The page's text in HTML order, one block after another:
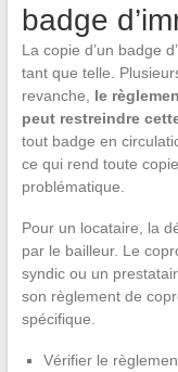
badge
La copie d’un badge
tant que telle.
revanche, le
peut restreindre
tout badge en
ce qui rend toute
problématique.
Pour un locataire, la
par le bailleur. Le
syndic ou un
son règlement de
spécifique.
Vérifier le